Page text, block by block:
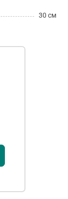
30 см